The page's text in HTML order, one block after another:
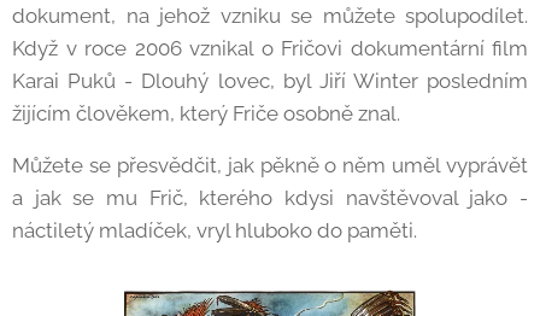
dokument, na jehož vzniku se můžete spolupodílet.
Když v roce 2006 vznikal o Fričovi dokumentární film
Karai Puků - Dlouhý lovec, byl Jiří Winter posledním
žijícím člověkem, který Friče osobně znal.
Můžete se přesvědčit, jak pěkně o něm uměl vyprávět
a jak se mu Frič, kterého kdysi navštěvoval jako -
náctiletý mladíček, vryl hluboko do paměti.